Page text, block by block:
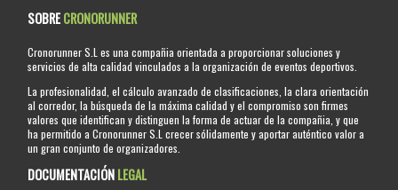
SOBRECRONORUNNER
Cronorunner S.L es una compañia orientada a proporcionar soluciones y
servicios de alta calidad vinculados a la organización de eventos deportivos.
La profesionalidad, el cálculo avanzado de clasificaciones, la clara orientación
al corredor, la búsqueda de la máxima calidad y el compromiso son firmes
valores que identifican y distinguen la forma de actuar de la compañia, y que
ha permitido a Cronorunner S.L crecer sólidamente y aportar auténtico valor a
un gran conjunto de organizadores.
DOCUMENTACIÓNLEGAL